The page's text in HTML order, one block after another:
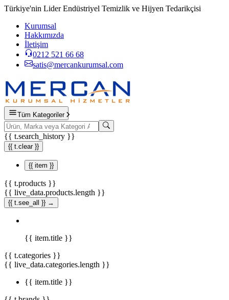
Türkiye'nin Lider Endüstriyel Temizlik ve Hijyen Tedarikçisi
Kurumsal
Hakkımızda
İletişim
0212 521 66 68
satis@mercankurumsal.com
Tüm Kategoriler
{{ t.search_history }}
{{ t.clear }}
{{ item }}
{{ t.products }}
{{ live_data.products.length }}
{{ t.see_all }} →
{{ item.title }}
{{ t.categories }}
{{ live_data.categories.length }}
{{ item.title }}